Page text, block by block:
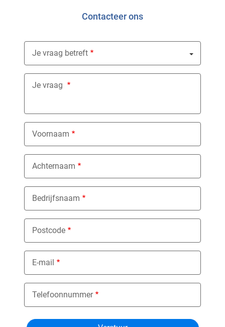
Contacteer ons
Je vraag betreft
Nothing selected
Je vraag
Voornaam
Achternaam
Bedrijfsnaam
Postcode
E-mail
Telefoonnummer